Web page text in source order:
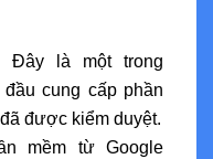
Đây là một trong
cung cấp phần
được kiểm duyệt.
mềm từ Google